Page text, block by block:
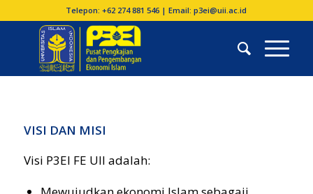
Telepon: +62 274 881 546 | Email: p3ei@uii.ac.id
VISI DAN MISI
Visi P3EI FE UII adalah: